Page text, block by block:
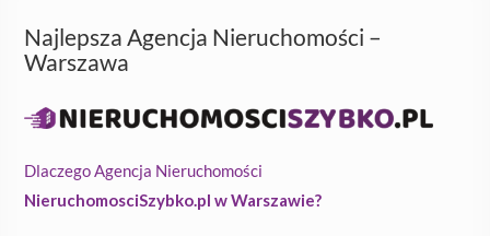
Najlepsza Agencja Nieruchomości –
Warszawa
Dlaczego Agencja Nieruchomości
NieruchomosciSzybko.pl w Warszawie?